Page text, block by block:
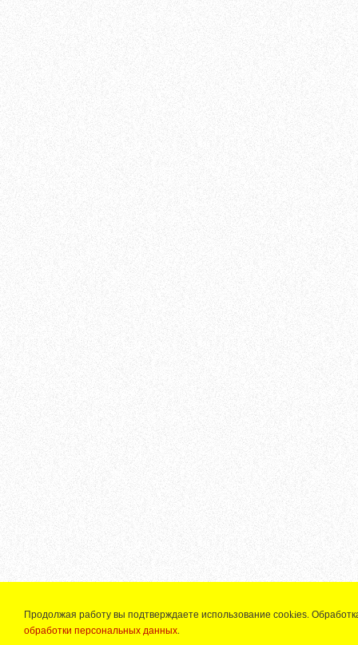
Продолжая работу вы подтверждаете использование сооkiеѕ.
обработки персональных данных.